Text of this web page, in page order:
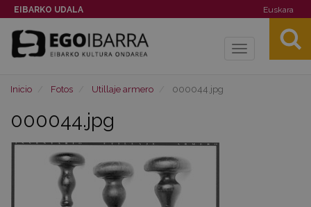
EIBARKO UDALA Euskara
Toggle
Inicio Fotos Utillaje armero 000044.jpg
000044.jpg